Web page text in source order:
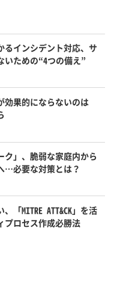
るインシデント対応、サ
いための“4つの備え”
効果的にならないのは
ク」、脆弱な家庭内から
…必要な対策とは？
「MITRE ATT&CK」を活
プロセス作成必勝法